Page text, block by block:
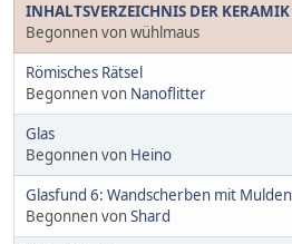
INHALTSVERZEICHNIS DER
Begonnen von wühlmaus
Römisches Rätsel
Begonnen von Nanoflitter
Glas
Begonnen von Heino
Glasfund 6: Wandscherben mit Mulden
Begonnen vonShard